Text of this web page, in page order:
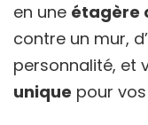
en une étagère
contre un mur,
personnalité, et
unique pour